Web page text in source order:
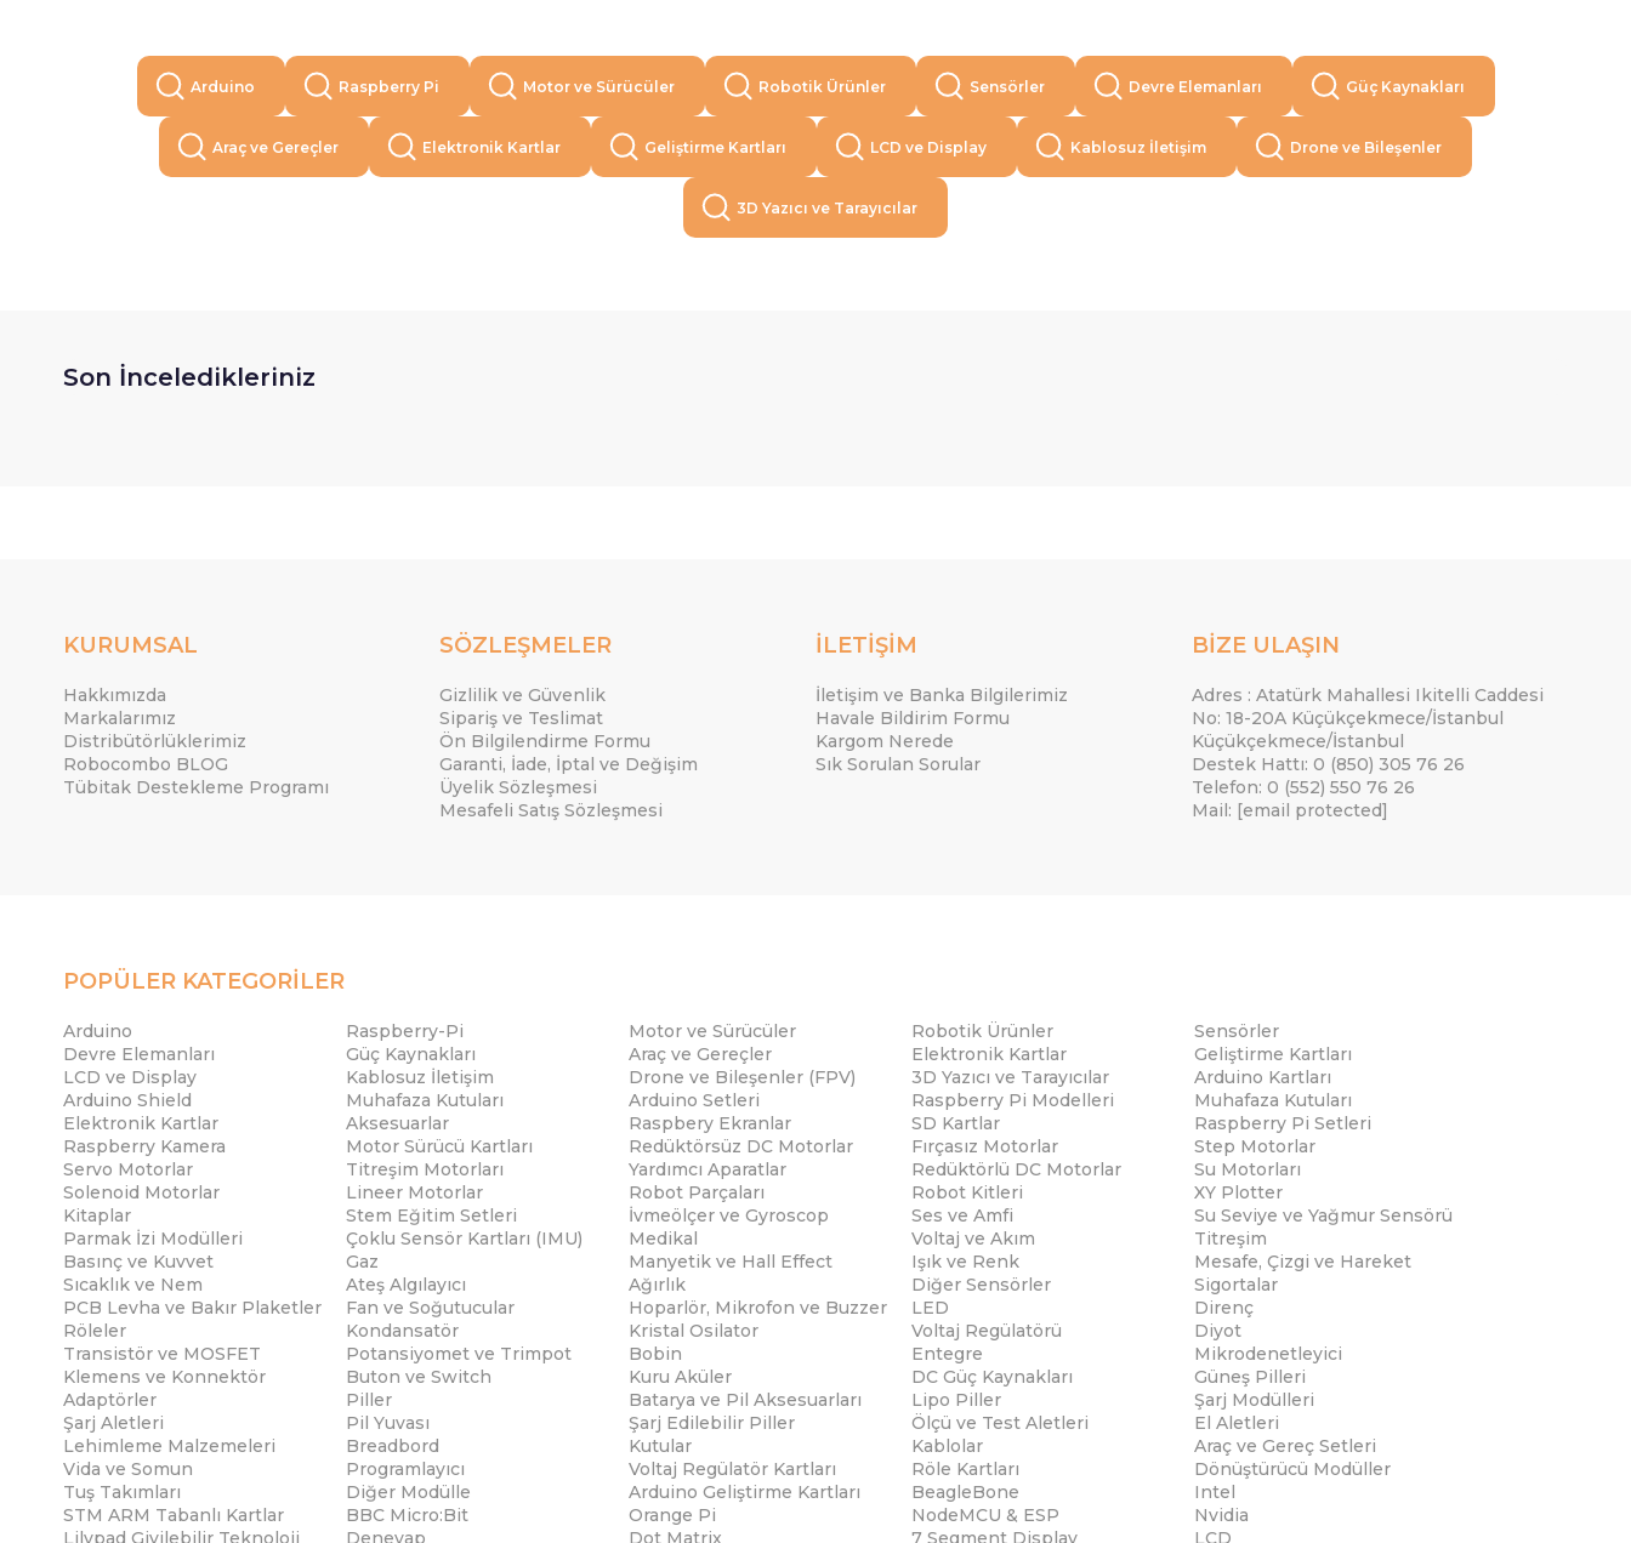
Arduino Raspberry Pi Motor ve Sürücüler Robotik Ürünler Sensörler Devre Elemanları Güç Kaynakları
Araç ve Gereçler Elektronik Kartlar Geliştirme Kartları LCD ve Display Kablosuz İletişim Drone ve Bileşenler
3D Yazıcı ve Tarayıcılar
Son İnceledikleriniz
KURUMSAL
Hakkımızda
Markalarımız
Distribütörlüklerimiz
Robocombo BLOG
Tübitak Destekleme Programı
SÖZLEŞMELER
Gizlilik ve Güvenlik
Sipariş ve Teslimat
Ön Bilgilendirme Formu
Garanti, İade, İptal ve Değişim
Üyelik Sözleşmesi
Mesafeli Satış Sözleşmesi
İLETİŞİM
İletişim ve Banka Bilgilerimiz
Havale Bildirim Formu
Kargom Nerede
Sık Sorulan Sorular
BİZE ULAŞIN
Adres : Atatürk Mahallesi Ikitelli Caddesi
No: 18-20A Küçükçekmece/İstanbul
Küçükçekmece/İstanbul
Destek Hattı: 0 (850) 305 76 26
Telefon: 0 (552) 550 76 26
Mail: [email protected]
POPÜLER KATEGORİLER
Arduino Raspberry-Pi Motor ve Sürücüler Robotik Ürünler
Sensörler
Devre Elemanları
Güç Kaynakları Araç ve Gereçler Elektronik Kartlar
Geliştirme Kartları
LCD ve Display
Kablosuz İletişim Drone ve Bileşenler (FPV) 3D Yazıcı ve Tarayıcılar
Arduino Kartları
Arduino Shield
Muhafaza Kutuları Arduino Setleri Raspberry Pi Modelleri
Muhafaza Kutuları
Elektronik Kartlar
Aksesuarlar Raspbery Ekranlar SD Kartlar
Raspberry Pi Setleri
Raspberry Kamera
Motor Sürücü Kartları Redüktörsüz DC Motorlar Fırçasız Motorlar
Step Motorlar
Servo Motorlar
Titreşim Motorları Yardımcı Aparatlar Redüktörlü DC Motorlar
Su Motorları
Solenoid Motorlar
Lineer Motorlar Robot Parçaları Robot Kitleri
XY Plotter
Kitaplar
Stem Eğitim Setleri İvmeölçer ve Gyroscop Ses ve Amfi
Su Seviye ve Yağmur Sensörü
Parmak İzi Modülleri
Çoklu Sensör Kartları (IMU) Medikal Voltaj ve Akım
Titreşim
Basınç ve Kuvvet
Gaz Manyetik ve Hall Effect Işık ve Renk
Mesafe, Çizgi ve Hareket
Sıcaklık ve Nem
Ateş Algılayıcı Ağırlık Diğer Sensörler
Sigortalar
PCB Levha ve Bakır Plaketler
Fan ve Soğutucular Hoparlör, Mikrofon ve Buzzer LED
Direnç
Röleler
Kondansatör Kristal Osilator Voltaj Regülatörü
Diyot
Transistör ve MOSFET
Potansiyomet ve Trimpot Bobin Entegre
Mikrodenetleyici
Klemens ve Konnektör
Buton ve Switch Kuru Aküler DC Güç Kaynakları
Güneş Pilleri
Adaptörler
Piller Batarya ve Pil Aksesuarları Lipo Piller
Şarj Modülleri
Şarj Aletleri
Pil Yuvası Şarj Edilebilir Piller Ölçü ve Test Aletleri
El Aletleri
Lehimleme Malzemeleri
Breadbord Kutular Kablolar
Araç ve Gereç Setleri
Vida ve Somun
Programlayıcı Voltaj Regülatör Kartları Röle Kartları
Dönüştürücü Modüller
Tuş Takımları
Diğer Modülle Arduino Geliştirme Kartları BeagleBone
Intel
STM ARM Tabanlı Kartlar
BBC Micro:Bit Orange Pi NodeMCU & ESP
Nvidia
Lilypad Giyilebilir Teknoloji
Deneyap Dot Matrix 7 Segment Display LCD